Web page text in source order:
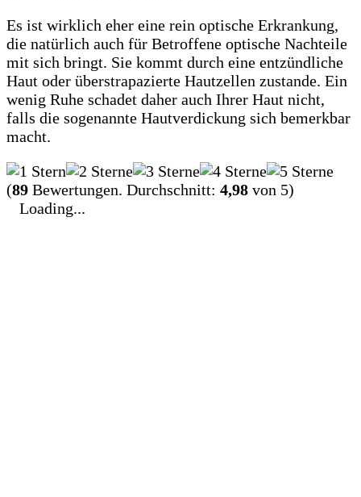
Es ist wirklich eher eine rein optische Erkrankung,
die natürlich auch für Betroffene optische Nachteile
mit sich bringt. Sie kommt durch eine entzündliche
Haut oder überstrapazierte Hautzellen zustande. Ein
wenig Ruhe schadet daher auch Ihrer Haut nicht,
falls die sogenannte Hautverdickung sich bemerkbar
macht.
(89 Bewertungen. Durchschnitt: 4,98 von 5)
Loading...